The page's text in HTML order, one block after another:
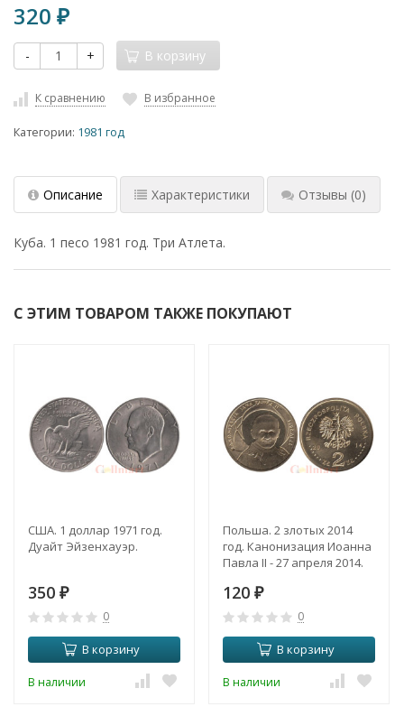
320 ₽
- + В корзину
К сравнению В избранное
Категории: 1981 год
Описание Характеристики Отзывы (0)
Куба. 1 песо 1981 год. Три Атлета.
С ЭТИМ ТОВАРОМ ТАКЖЕ ПОКУПАЮТ
США. 1 доллар 1971 год.
Дуайт Эйзенхауэр.
350 ₽
0
В корзину
В наличии
Польша. 2 злотых 2014
год. Канонизация Иоанна
Павла II - 27 апреля 2014.
120 ₽
0
В корзину
В наличии